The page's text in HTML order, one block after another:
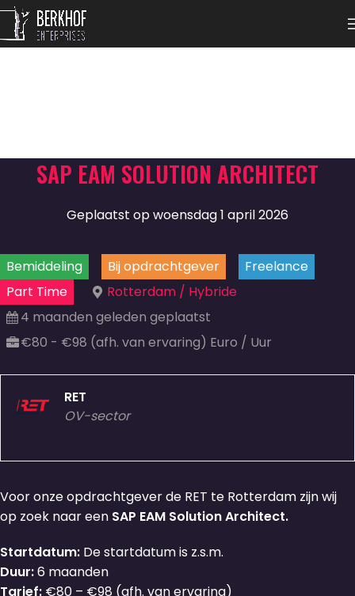
SAP EAM SOLUTION ARCHITECT
Geplaatst op woensdag 1 april 2026
Bemiddeling Bij opdrachtgever
Freelance
Part Time
Rotterdam / Hybride
4 maanden geleden geplaatst
€80 - €98 (afh. van ervaring) Euro / Uur
RET
OV-sector
Voor onze opdrachtgever de RET te Rotterdam zijn wij
op zoek naar een SAP EAM Solution Architect.
Startdatum: De startdatum is z.s.m.
Duur:6 maanden
Tarief: €80 – €98 (afh. van ervaring)